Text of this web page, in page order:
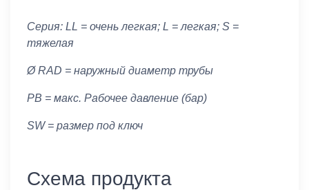
Серия: LL = очень легкая; L = легкая; S =
тяжелая
Ø RAD = наружный диаметр трубы
PB = макс. Рабочее давление (бар)
SW = размер под ключ
Схема продукта